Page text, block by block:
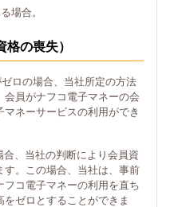
場合。
の喪失）
ロの場合、当社所定の方法
員がナフコ電子マネーの会
ネーサービスの利用ができ
、当社の判断により会員資
。この場合、当社は、事前
コ電子マネーの利用を直ち
ゼロとすることができま